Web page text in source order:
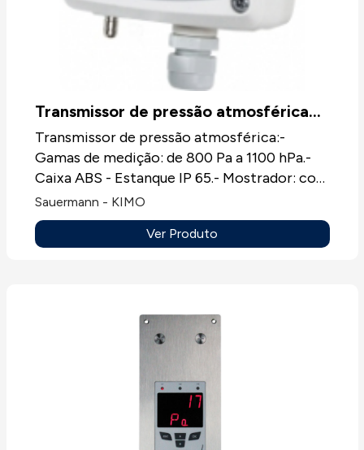
Transmissor de pressão atmosférica
CP116
Transmissor de pressão atmosférica:-
Gamas de medição: de 800 Pa a 1100 hPa.-
Caixa ABS - Estanque IP 65.- Mostrador: com
ou sem mostrador LCD 10 dígitos.-
Montagem facilitada (novo sistema para a
ligação elétrica).- Configuráveis por switchs
Sauermann - KIMO
Ver Produto